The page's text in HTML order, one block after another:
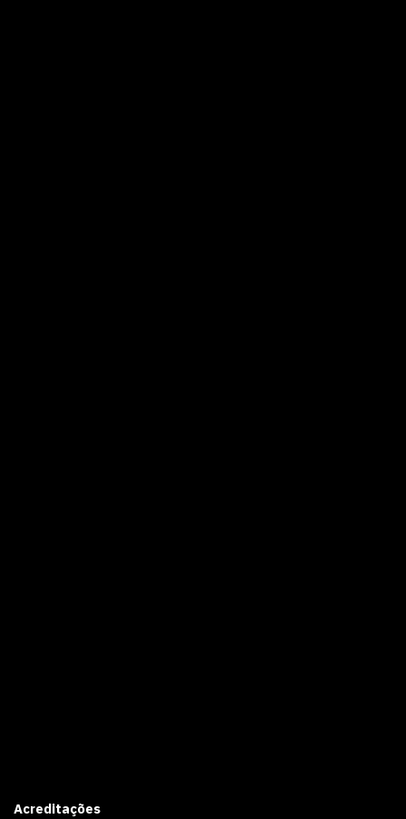
Acreditações